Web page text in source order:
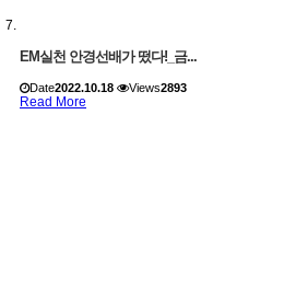
EM실천 안경선배가 떴다!_금...
Date2022.10.18 Views2893
Read More